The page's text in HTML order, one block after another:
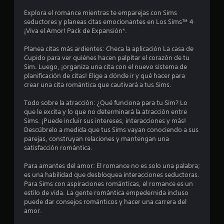
i
c
o
s
t
e
l
l
d
i
c
c
i
o
n
s
v
i
s
u
l
e
s
L
a
i
r
l
s
j
o
y
s
i
c
k
s
.
S
e
p
u
e
o
.
P
a
u
s
a
e
l
j
u
e
o
P
u
e
d
Explora el romance mientras te emparejas con Sims
seductores y planeas citas emocionantes en Los Sims™ 4
¡Viva el Amor! Pack de Expansión*.
Planea citas más ardientes: Checa la aplicación La casa de
Cupido para ver quiénes hacen palpitar el corazón de tu
Sim. Luego, ¡organiza una cita con el nuevo sistema de
planificación de citas! Elige a dónde ir y qué hacer para
crear una cita romántica que cautivará a tus Sims.
Todo sobre la atracción: ¿Qué funciona para tu Sim? Lo
que le excita y lo que no determinará la atracción entre
Sims. ¡Puede incluir sus intereses, interacciones y más!
Descúbrelo a medida que tus Sims vayan conociendo a sus
parejas, construyan relaciones y mantengan una
satisfacción romántica.
Para amantes del amor: El romance no es solo una palabra;
es una habilidad que desbloquea interacciones seductoras.
Para Sims con aspiraciones románticas, el romance es un
estilo de vida. La gente romántica empedernida incluso
puede dar consejos románticos y hacer una carrera del
amor.